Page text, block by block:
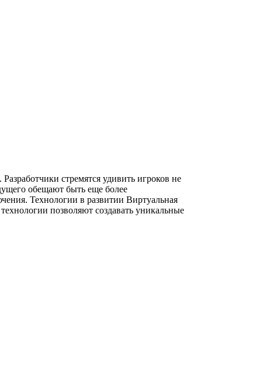
стремятся удивить игроков не
обещают быть еще более
Технологии в развитии Виртуальная
позволяют создавать уникальные